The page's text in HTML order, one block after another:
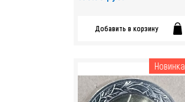
Добавить в корзину
Новинка